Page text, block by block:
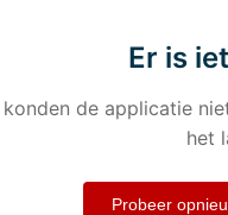
Er is
konden de applicatie
het
Probeer